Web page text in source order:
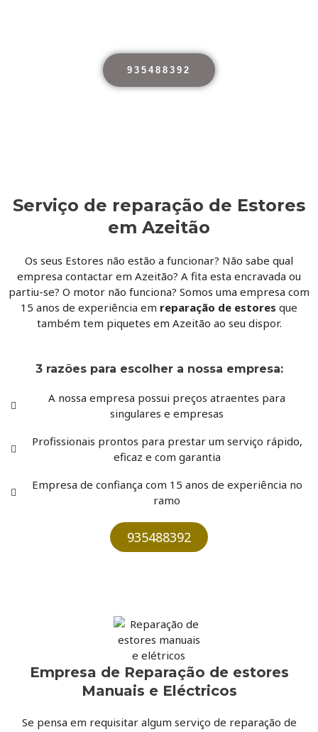
935488392
Serviço de reparação de Estores
em Azeitão
Os seus Estores não estão a funcionar? Não sabe qual
empresa contactar em Azeitão? A fita esta encravada ou
partiu-se? O motor não funciona? Somos uma empresa com
15 anos de experiência em reparação de estores que
também tem piquetes em Azeitão ao seu dispor.
3 razões para escolher a nossa empresa:
A nossa empresa possui preços atraentes para
singulares e empresas
Profissionais prontos para prestar um serviço rápido,
eficaz e com garantia
Empresa de confiança com 15 anos de experiência no
ramo
935488392
Empresa de Reparação de estores
Manuais e Eléctricos
Se pensa em requisitar algum serviço de reparação de